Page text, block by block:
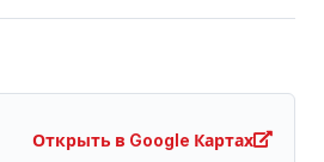
на Самос является
Открыть в Google Картах